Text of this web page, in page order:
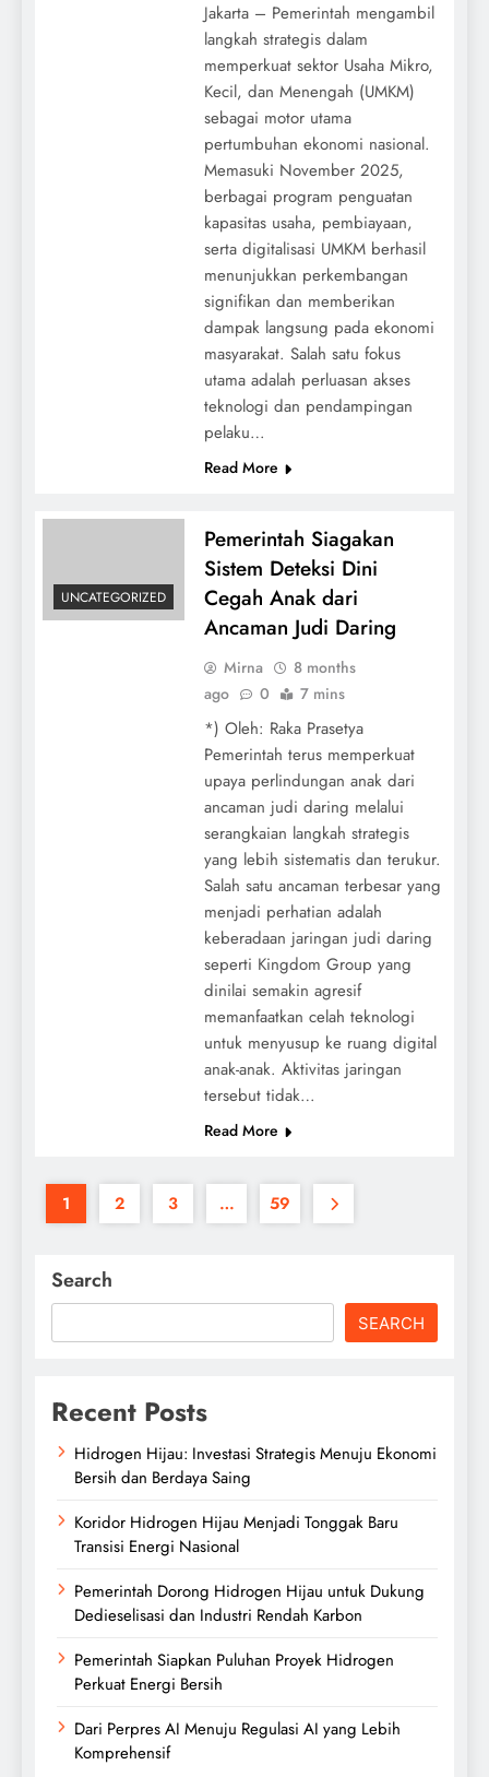
Jakarta – Pemerintah mengambil
langkah strategis dalam
memperkuat sektor Usaha Mikro,
Kecil, dan Menengah (UMKM)
sebagai motor utama
pertumbuhan ekonomi nasional.
Memasuki November 2025,
berbagai program penguatan
kapasitas usaha, pembiayaan,
serta digitalisasi UMKM berhasil
menunjukkan perkembangan
signifikan dan memberikan
dampak langsung pada ekonomi
masyarakat. Salah satu fokus
utama adalah perluasan akses
teknologi dan pendampingan
pelaku…
Read More
UNCATEGORIZED
Pemerintah Siagakan
Sistem Deteksi Dini
Cegah Anak dari
Ancaman Judi Daring
Mirna
8 months
ago
0 7 mins
*) Oleh: Raka Prasetya
Pemerintah terus memperkuat
upaya perlindungan anak dari
ancaman judi daring melalui
serangkaian langkah strategis
yang lebih sistematis dan terukur.
Salah satu ancaman terbesar yang
menjadi perhatian adalah
keberadaan jaringan judi daring
seperti Kingdom Group yang
dinilai semakin agresif
memanfaatkan celah teknologi
untuk menyusup ke ruang digital
anak-anak. Aktivitas jaringan
tersebut tidak…
Read More
1 2 3 … 59
Search
SEARCH
Recent Posts
Hidrogen Hijau: Investasi Strategis Menuju Ekonomi
Bersih dan Berdaya Saing
Koridor Hidrogen Hijau Menjadi Tonggak Baru
Transisi Energi Nasional
Pemerintah Dorong Hidrogen Hijau untuk Dukung
Dedieselisasi dan Industri Rendah Karbon
Pemerintah Siapkan Puluhan Proyek Hidrogen
Perkuat Energi Bersih
Dari Perpres AI Menuju Regulasi AI yang Lebih
Komprehensif